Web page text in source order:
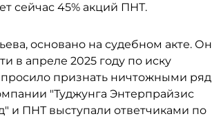
сейчас 45% акций ПНТ.
основано на судебном акте. Он
в апреле 2025 году по иску
признать ничтожными ряд
"Туджунга Энтерпрайзис
и ПНТ выступали ответчиками по